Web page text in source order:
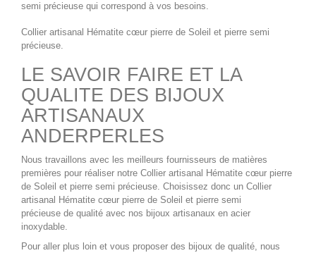
semi précieuse qui correspond à vos besoins.
Collier artisanal Hématite cœur pierre de Soleil et pierre semi
précieuse.
LE SAVOIR FAIRE ET LA
QUALITE DES BIJOUX
ARTISANAUX
ANDERPERLES
Nous travaillons avec les meilleurs fournisseurs de matières
premières pour réaliser notre Collier artisanal Hématite cœur pierre
de Soleil et pierre semi précieuse. Choisissez donc un Collier
artisanal Hématite cœur pierre de Soleil et pierre semi
précieuse de qualité avec nos bijoux artisanaux en acier
inoxydable.
Pour aller plus loin et vous proposer des bijoux de qualité, nous